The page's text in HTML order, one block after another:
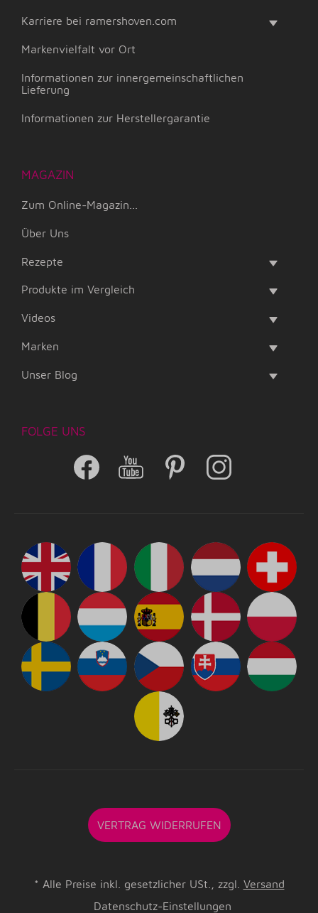
Karriere bei ramershoven.com
Markenvielfalt vor Ort
Informationen zur innergemeinschaftlichen
Lieferung
Informationen zur Herstellergarantie
MAGAZIN
Zum Online-Magazin...
Über Uns
Rezepte
Produkte im Vergleich
Videos
Marken
Unser Blog
FOLGE UNS
VERTRAG WIDERRUFEN
* Alle Preise inkl. gesetzlicher USt., zzgl. Versand
Datenschutz-Einstellungen